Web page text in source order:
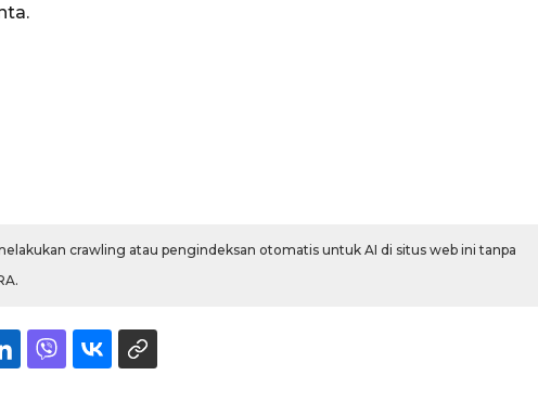
crawling atau pengindeksan otomatis untuk AI di situs web ini tanpa